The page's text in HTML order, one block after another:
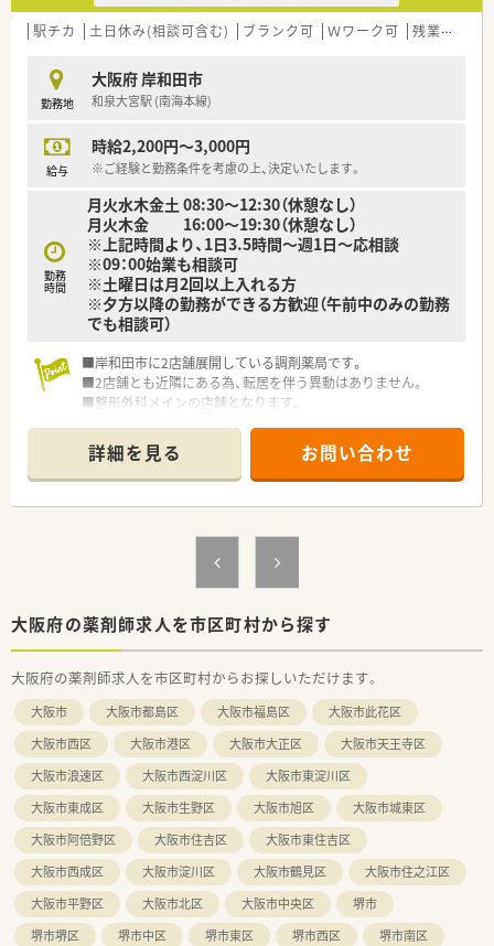
＼＼こんな働き方です／／
き方に合わせてお話を聞いていただけます。
■夜、土曜日にご勤務いただける方を優先的に時給UPが可能！
駅チカ 土日休み(相談可含む) ブランク可 Ｗワーク可 残業なし(ほぼなし含む)
勤務地
大阪府 岸和田市
和泉大宮駅 (南海本線)
給与
時給2,200円～3,000円
※ご経験と勤務条件を考慮の上、決定いたします。
勤務
時間
月火水木金土 08:30〜12:30（休憩なし）
月火木金 16:00〜19:30（休憩なし）
※上記時間より、1日3.5時間～週1日～応相談
※09：00始業も相談可
※土曜日は月2回以上入れる方
※夕方以降の勤務ができる方歓迎（午前中のみの勤務
でも相談可）
■岸和田市に2店舗展開している調剤薬局です。
■2店舗とも近隣にある為、転居を伴う異動はありません。
■整形外科メインの店舗となります。
～こんな方にオススメ！～
■週1日の勤務となりますので、ご家庭との両立も可能ですの
で、ママさん薬剤師の方にもオススメです。
詳細を見る お問い合わせ
大阪府の薬剤師求人を市区町村から探す
大阪府の薬剤師求人を市区町村からお探しいただけます。
大阪市 大阪市都島区 大阪市福島区
大阪市此花区
大阪市西区
大阪市港区 大阪市大正区
大阪市天王寺区
大阪市浪速区
大阪市西淀川区
大阪市東淀川区
大阪市東成区
大阪市生野区 大阪市旭区
大阪市城東区
大阪市阿倍野区
大阪市住吉区
大阪市東住吉区
大阪市西成区
大阪市淀川区 大阪市鶴見区
大阪市住之江区
大阪市平野区
大阪市北区 大阪市中央区
堺市
堺市堺区
堺市中区 堺市東区 堺市西区
堺市南区